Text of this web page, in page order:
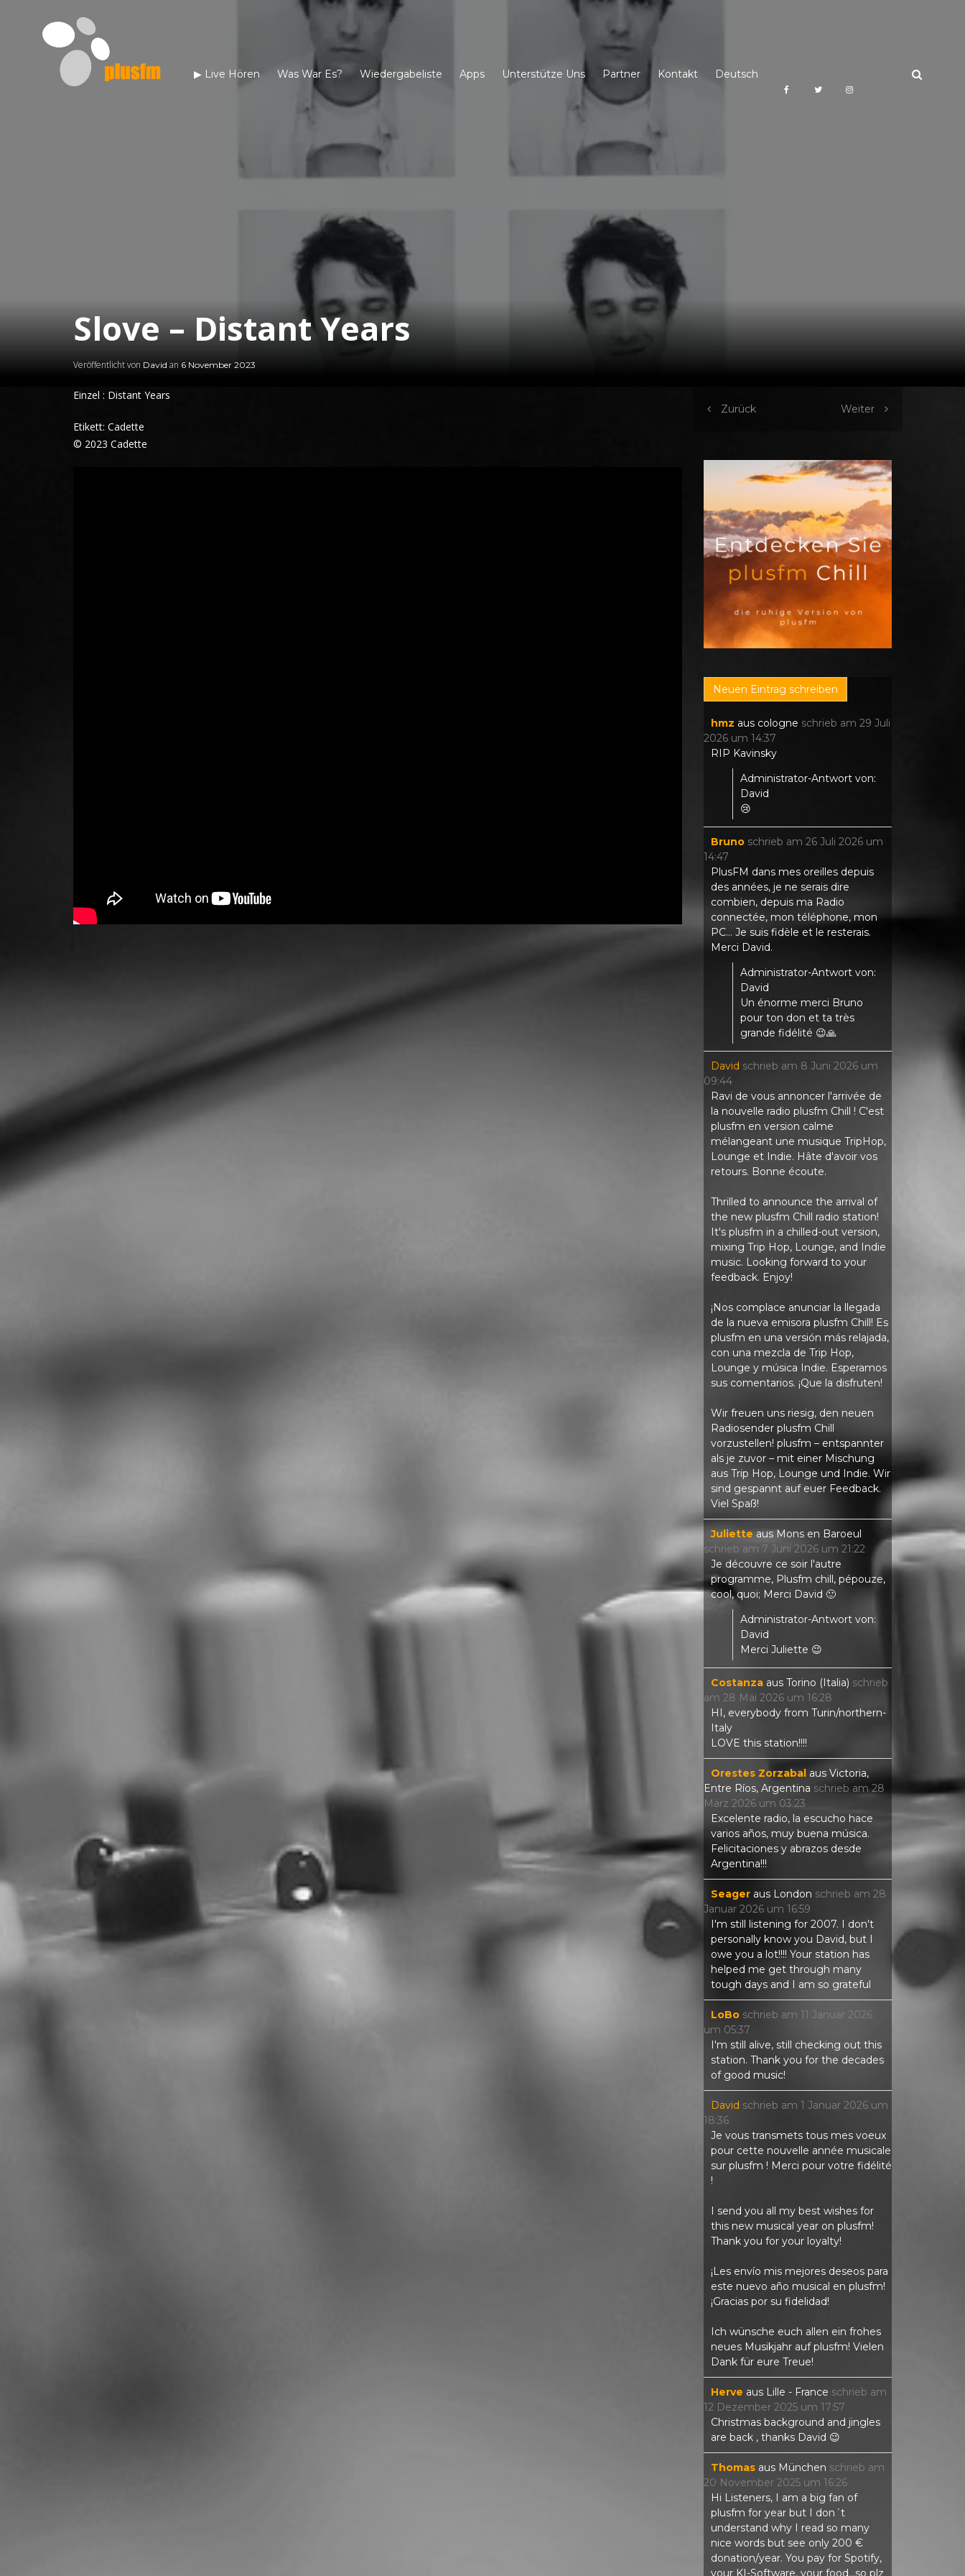
▶︎ Live Hören Was War Es? Wiedergabeliste Apps Unterstütze Uns Partner Kontakt Deutsch
Slove – Distant Years
Veröffentlicht von David an 6 November 2023
Einzel : Distant Years
Etikett: Cadette
© 2023 Cadette
Zurück Weiter
hmz aus cologne schrieb am 29 Juli
2026 um 14:37
RIP Kavinsky
Administrator-Antwort von:
David
😢
Bruno schrieb am 26 Juli 2026 um
14:47
PlusFM dans mes oreilles depuis
des années, je ne serais dire
combien, depuis ma Radio
connectée, mon téléphone, mon
PC... Je suis fidèle et le resterais.
Merci David.
Administrator-Antwort von:
David
Un énorme merci Bruno
pour ton don et ta très
grande fidélité 😉🙏
David schrieb am 8 Juni 2026 um
09:44
Ravi de vous annoncer l'arrivée de
la nouvelle radio plusfm Chill ! C'est
plusfm en version calme
mélangeant une musique TripHop,
Lounge et Indie. Hâte d'avoir vos
retours. Bonne écoute.
Thrilled to announce the arrival of
the new plusfm Chill radio station!
It's plusfm in a chilled-out version,
mixing Trip Hop, Lounge, and Indie
music. Looking forward to your
feedback. Enjoy!
¡Nos complace anunciar la llegada
de la nueva emisora ​​plusfm Chill! Es
plusfm en una versión más relajada,
con una mezcla de Trip Hop,
Lounge y música Indie. Esperamos
sus comentarios. ¡Que la disfruten!
Wir freuen uns riesig, den neuen
Radiosender plusfm Chill
vorzustellen! plusfm – entspannter
als je zuvor – mit einer Mischung
aus Trip Hop, Lounge und Indie. Wir
sind gespannt auf euer Feedback.
Viel Spaß!
Julietteaus Mons en Baroeul
schrieb am 7 Juni 2026 um 21:22
Je découvre ce soir l'autre
programme, Plusfm chill, pépouze,
cool, quoi; Merci David 🙂
Administrator-Antwort von:
David
Merci Juliette 😉
Costanza aus Torino (Italia) schrieb
am 28 Mai 2026 um 16:28
HI, everybody from Turin/northern-
Italy
LOVE this station!!!!
Orestes Zorzabal aus Victoria,
Entre Ríos, Argentina schrieb am 28
März 2026 um 03:23
Excelente radio, la escucho hace
varios años, muy buena música.
Felicitaciones y abrazos desde
Argentina!!!
Seager aus London schrieb am 28
Januar 2026 um 16:59
I'm still listening for 2007. I don't
personally know you David, but I
owe you a lot!!!! Your station has
helped me get through many
tough days and I am so grateful
LoBo schrieb am 11 Januar 2026
um 05:37
I'm still alive, still checking out this
station. Thank you for the decades
of good music!
David schrieb am 1 Januar 2026 um
18:36
Je vous transmets tous mes voeux
pour cette nouvelle année musicale
sur plusfm ! Merci pour votre fidélité
!
I send you all my best wishes for
this new musical year on plusfm!
Thank you for your loyalty!
¡Les envío mis mejores deseos para
este nuevo año musical en plusfm!
¡Gracias por su fidelidad!
Ich wünsche euch allen ein frohes
neues Musikjahr auf plusfm! Vielen
Dank für eure Treue!
Herve aus Lille - France schrieb am
12 Dezember 2025 um 17:57
Christmas background and jingles
are back , thanks David 😉
Thomas aus München schrieb am
20 November 2025 um 16:26
Hi Listeners, I am a big fan of
plusfm for year but I don´t
understand why I read so many
nice words but see only 200 €
donation/year. You pay for Spotify,
your KI-Software, your food...so plz